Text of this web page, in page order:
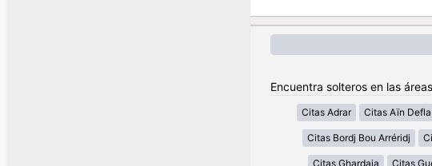
Encuentra solteros en las
Citas Adrar Citas Aïn Defla
Citas Bordj Bou Arréridj
Citas Ghardaia Citas